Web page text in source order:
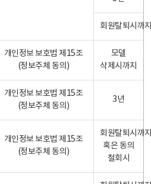
회원탈퇴시까
개인정보 보호법 제15조
(정보주체 동의)
모델
삭제시까지
개인정보 보호법 제15조
(정보주체 동의)
3년
개인정보 보호법 제15조
(정보주체 동의)
회원탈퇴시까
혹은 동의
철회시